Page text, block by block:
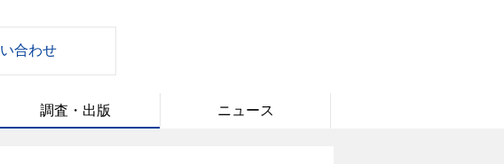
合わせ
調査・出版 ニュース